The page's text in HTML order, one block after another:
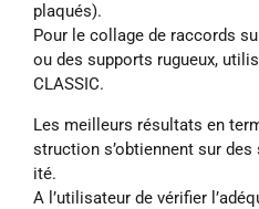
plaqués).
Pour le col­lage de rac­cords
ou des sup­ports ru­gueux,
CLAS­SIC.
Les meil­leurs ré­sultats en
struc­tion s’ob­tiennent sur
ité.
A l’util­isateur de véri­fi­er